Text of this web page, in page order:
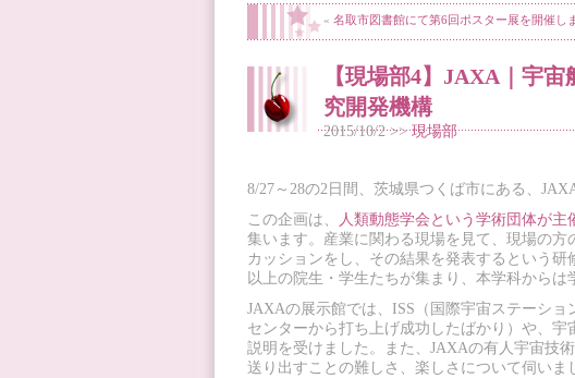
« 名取市図書館にて第6回ポスター展を開催し
【現場部4】JAXA｜宇宙
究開発機構
2015/10/2 >>現場部
8/27～28の2日間、茨城県つくば市にある、
この企画は、
人類動態学会という学術団体が主
集います。産業に関わる現場を見て、現場の
カッションをし、その結果を発表するという
以上の院生・学生たちが集まり、本学科からは
JAXAの展示館では、ISS（国際宇宙ステーシ
センターから打ち上げ成功したばかり）や、宇
説明を受けました。また、JAXAの有人宇宙技
送り出すことの難しさ、楽しさについて伺い